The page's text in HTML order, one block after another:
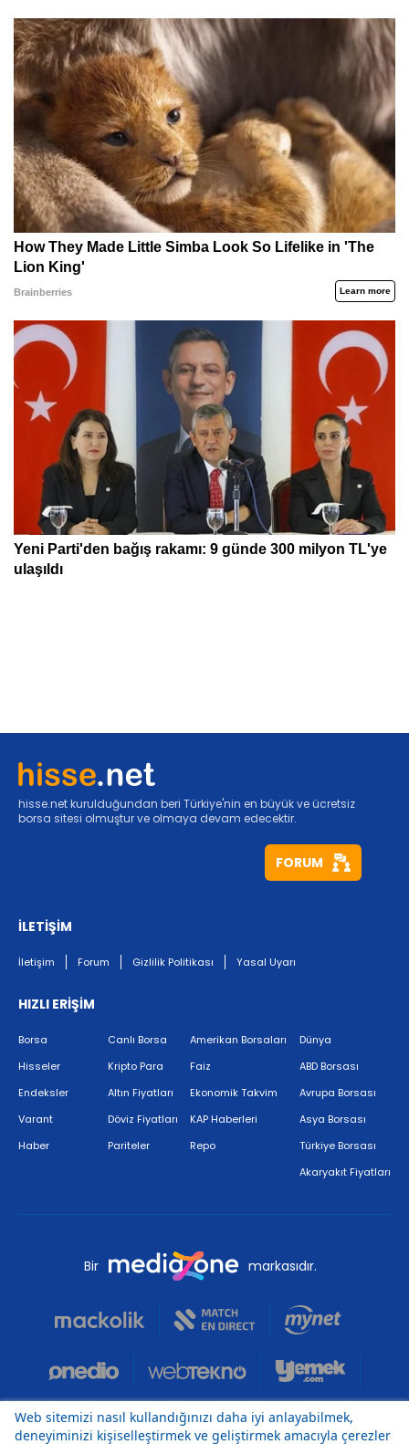
hisse.net kurulduğundan beri Türkiye'nin en büyük ve ücretsiz
borsa sitesi olmuştur ve olmaya devam edecektir.
FORUM
İLETİŞİM
İletişim Forum Gizlilik Politikası Yasal Uyarı
HIZLI ERİŞİM
Borsa
Hisseler
Endeksler
Varant
Haber
Canlı Borsa
Kripto Para
Altın Fiyatları
Döviz Fiyatları
Pariteler
Amerikan Borsaları
Faiz
Ekonomik Takvim
KAP Haberleri
Repo
Dünya
ABD Borsası
Avrupa Borsası
Asya Borsası
Türkiye Borsası
Akaryakıt Fiyatları
Bir markasıdır.